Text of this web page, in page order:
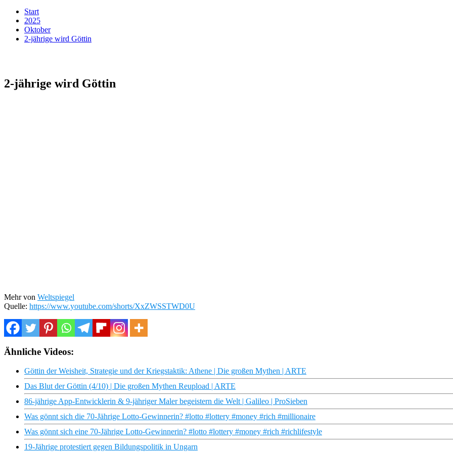
Start
2025
Oktober
2-jährige wird Göttin
2-jährige wird Göttin
Mehr von Weltspiegel
Quelle: https://www.youtube.com/shorts/XxZWSSTWD0U
Ähnliche Videos:
Göttin der Weisheit, Strategie und der Kriegstaktik: Athene | Die großen Mythen | ARTE
Das Blut der Göttin (4/10) | Die großen Mythen Reupload | ARTE
86-jährige App-Entwicklerin & 9-jähriger Maler begeistern die Welt | Galileo | ProSieben
Was gönnt sich die 70-Jährige Lotto-Gewinnerin? #lotto #lottery #money #rich #millionaire
Was gönnt sich eine 70-Jährige Lotto-Gewinnerin? #lotto #lottery #money #rich #richlifestyle
19-Jährige protestiert gegen Bildungspolitik in Ungarn